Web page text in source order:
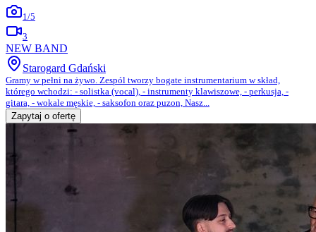
1 /5
3
NEW BAND
Starogard Gdański
Gramy w pełni na żywo. Zespól tworzy bogate instrumentarium w skład,
którego wchodzi: - solistka (vocal), - instrumenty klawiszowe, - perkusja, -
gitara, - wokale męskie, - saksofon oraz puzon, Nasz...
Zapytaj o ofertę